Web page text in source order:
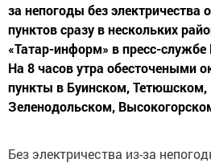
за непогоды без электричества
пунктов сразу в нескольких
«Татар-информ» в пресс-
На 8 часов утра обесточеными
пункты в Буинском,
Зеленодольском,
Без электричества из-за